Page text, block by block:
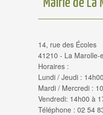
14, rue des Écoles
41210 - La Marolle-
Horaires :
Lundi / Jeudi :
Mardi / Mercredi :
Vendredi: 14h00 à
Téléphone : 02 54